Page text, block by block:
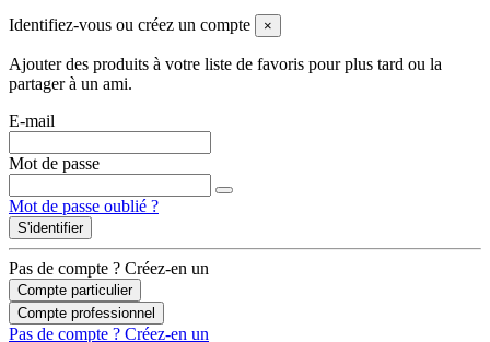
Identifiez-vous ou créez un compte ×
Ajouter des produits à votre liste de favoris pour plus tard ou la
partager à un ami.
E-mail
Mot de passe
Mot de passe oublié ?
S'identifier
Pas de compte ? Créez-en un
Compte particulier
Compte professionnel
Pas de compte ? Créez-en un